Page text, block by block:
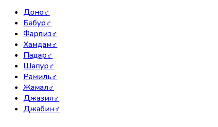
Доно♂
Бабур♂
Фарвиз♂
Хамдам♂
Падар♂
Шапур♂
Рамиль♂
Жамал♂
Джазил♂
Джабин♂